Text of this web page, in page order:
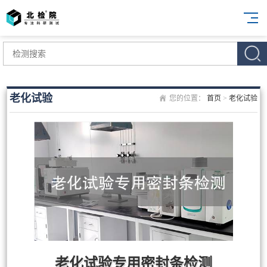
您的位置： 首页 > 老化试验
老化试验
老化试验专用密封条检测